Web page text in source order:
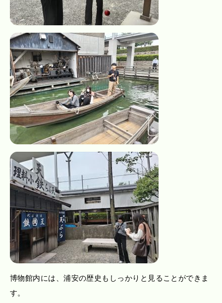
博物館内には、浦安の歴史もしっかりと見ることができま
す。